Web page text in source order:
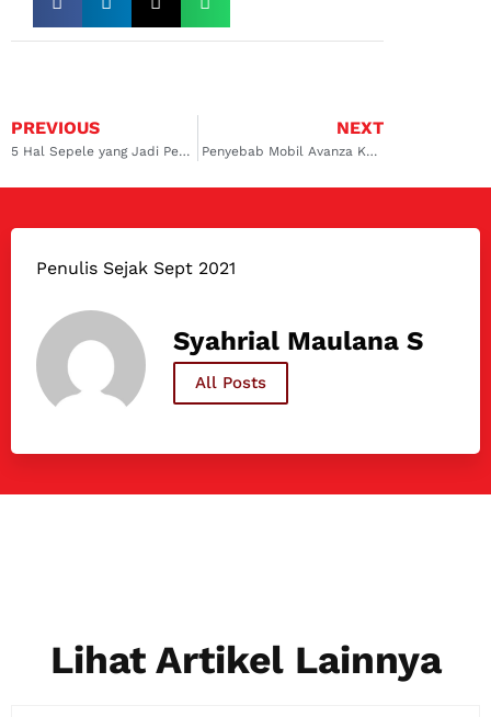
PREVIOUS
5 Hal Sepele yang Jadi Penyebab Mobil Diesel Tidak Mau Hidup
NEXT
Penyebab Mobil Avanza Kurang Tenaga Dan Lemot
Penulis Sejak Sept 2021
Syahrial Maulana S
All Posts
Lihat Artikel Lainnya